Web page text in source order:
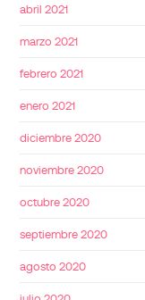
abril 2021
marzo 2021
febrero 2021
enero 2021
diciembre 2020
noviembre 2020
octubre 2020
septiembre 2020
agosto 2020